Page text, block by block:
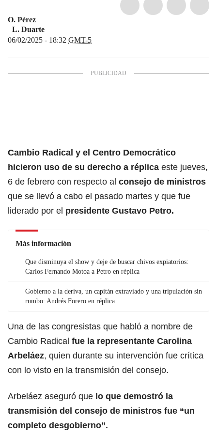
O. Pérez
L. Duarte
06/02/2025 - 18:32 GMT-5
Cambio Radical y el Centro Democrático
hicieron uso de su derecho a réplica este jueves,
6 de febrero con respecto al consejo de ministros
que se llevó a cabo el pasado martes y que fue
liderado por el presidente Gustavo Petro.
Más información
Que disminuya el show y deje de buscar chivos expiatorios:
Carlos Fernando Motoa a Petro en réplica
Gobierno a la deriva, un capitán extraviado y una tripulación sin
rumbo: Andrés Forero en réplica
Una de las congresistas que habló a nombre de
Cambio Radical fue la representante Carolina
Arbeláez, quien durante su intervención fue crítica
con lo visto en la transmisión del consejo.
Arbeláez aseguró que lo que demostró la
transmisión del consejo de ministros fue “un
completo desgobierno”.